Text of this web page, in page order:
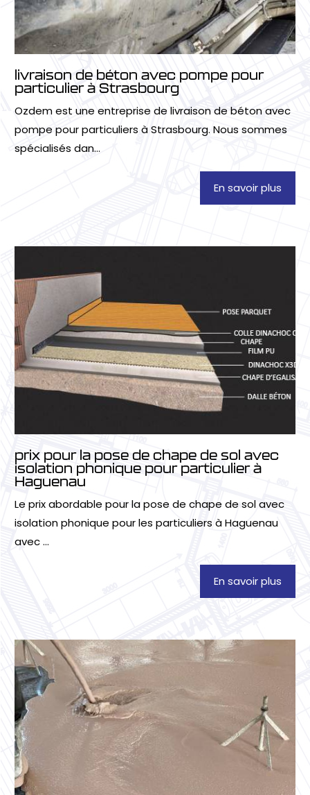
livraison de béton avec pompe pour
particulier à Strasbourg
Ozdem est une entreprise de livraison de béton avec
pompe pour particuliers à Strasbourg. Nous sommes
spécialisés dan...
En savoir plus
prix pour la pose de chape de sol avec
isolation phonique pour particulier à
Haguenau
Le prix abordable pour la pose de chape de sol avec
isolation phonique pour les particuliers à Haguenau
avec ...
En savoir plus